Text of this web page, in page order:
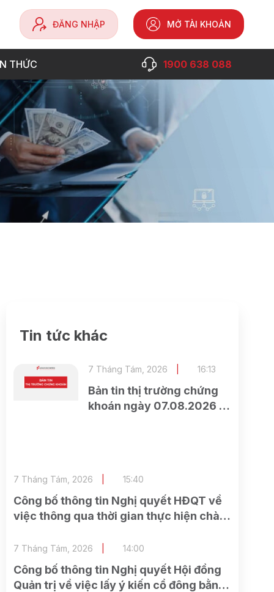
ĐĂNG NHẬP MỞ TÀI KHOẢN
THỨC 1900 638 088
Tin tức khác
Bản tin thị trường chứng
khoán ngày 07.08.2026 –
7 Tháng Tám, 2026 16:13
Công bố thông tin Nghị quyết HĐQT về
việc thông qua thời gian thực hiện chào
các công việc có liên quan
7 Tháng Tám, 2026 15:40
Công bố thông tin Nghị quyết Hội đồng
Quản trị về việc lấy ý kiến cổ đông bằng
7 Tháng Tám, 2026 14:00
VI